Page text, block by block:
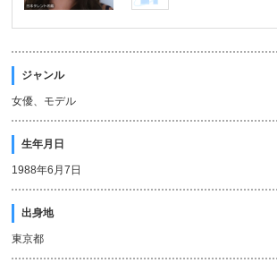
ジャンル
女優、モデル
生年月日
1988年6月7日
出身地
東京都